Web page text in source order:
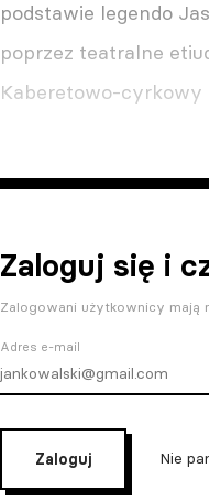
podstawie legendo
poprzez teatralne
Kaberetowo-cyrkowy
Zaloguj się i
Zalogowani użytkownicy mają
Adres e-mail
Zaloguj Nie